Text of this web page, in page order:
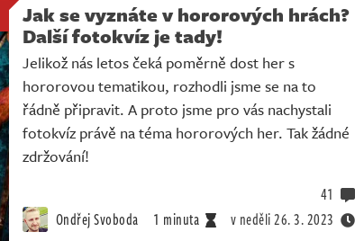
Jak se vyznáte v hororových hrách?
Další fotokvíz je tady!
Jelikož nás letos čeká poměrně dost her s
hororovou tematikou, rozhodli jsme se na to
řádně připravit. A proto jsme pro vás nachystali
fotokvíz právě na téma hororových her. Tak žádné
zdržování!
Ondřej Svoboda 1 minuta v neděli26. 3. 2023
41